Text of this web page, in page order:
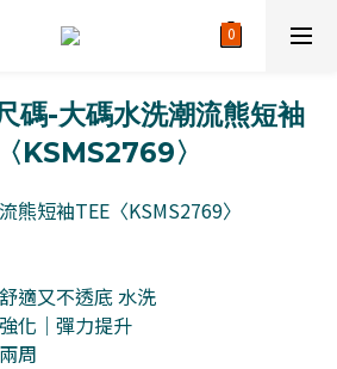
碼-大碼水洗潮流熊短袖
KSMS2769〉
短袖TEE〈KSMS2769〉
適又不透底 水洗
化｜彈力提升
周